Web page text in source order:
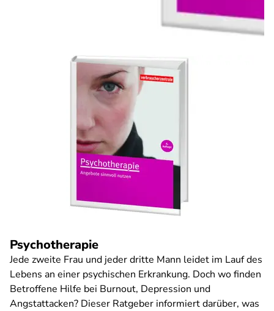
Psychotherapie
Jede zweite Frau und jeder dritte Mann leidet im Lauf des
Lebens an einer psychischen Erkrankung. Doch wo finden
Betroffene Hilfe bei Burnout, Depression und
Angstattacken? Dieser Ratgeber informiert darüber, was